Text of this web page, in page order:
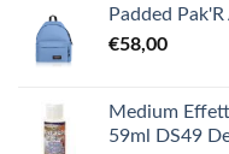
Padded
€58,00
Medium
59ml DS49